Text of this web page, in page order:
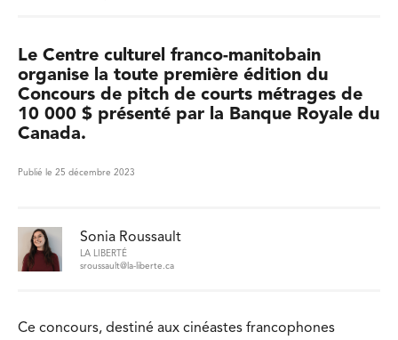
Le Centre culturel franco-manitobain
organise la toute première édition du
Concours de pitch de courts métrages de
10 000 $ présenté par la Banque Royale du
Canada.
Publié le 25 décembre 2023
Sonia Roussault
LA LIBERTÉ
sroussault@la-liberte.ca
Ce concours, destiné aux cinéastes francophones